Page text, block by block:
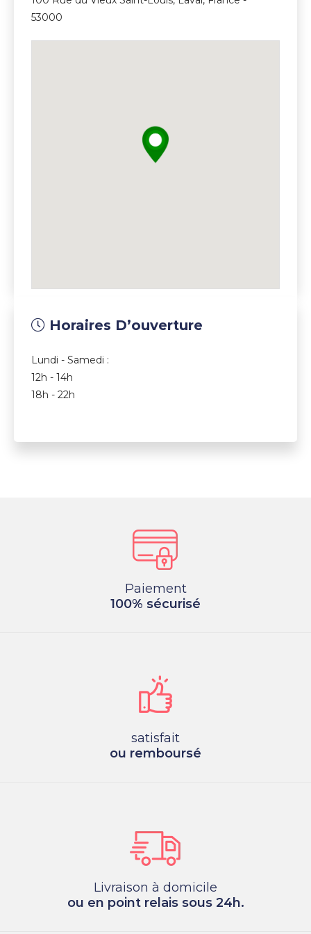
53000
Horaires D’ouverture
Lundi - Samedi :
12h - 14h
18h - 22h
Paiement
100% sécurisé
satisfait
ou remboursé
Livraison à domicile
ou en point relais sous 24h.